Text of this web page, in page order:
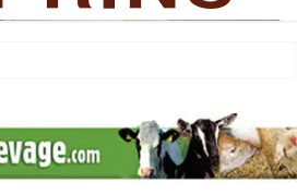
concrètes pour protéger son troupeau ?
caprine quotidienne